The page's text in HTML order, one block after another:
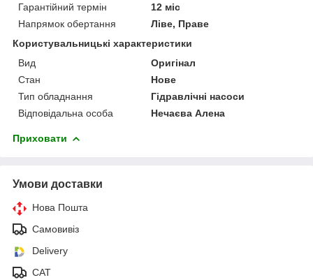
Гарантійний термін
12 міс
Напрямок обертання
Ліве, Праве
Користувальницькі характеристики
Вид
Оригінал
Стан
Нове
Тип обладнання
Гідравлічні насоси
Відповідальна особа
Нечаєва Алена
Приховати
Умови доставки
Нова Пошта
Самовивіз
Delivery
САТ